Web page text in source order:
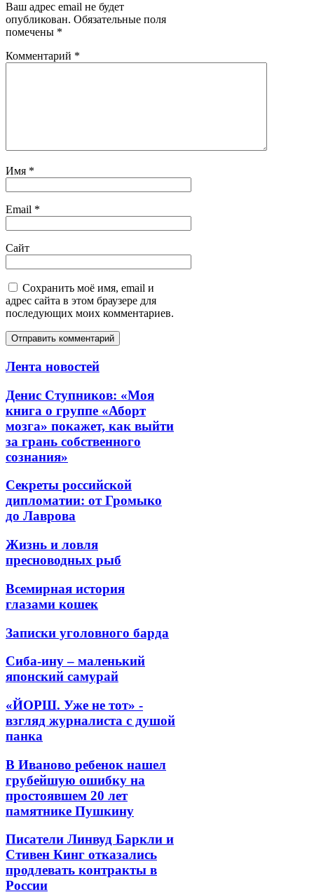
Ваш адрес email не будет
опубликован. Обязательные поля
помечены *
Комментарий *
Имя *
Email *
Сайт
Сохранить моё имя, email и
адрес сайта в этом браузере для
последующих моих комментариев.
Лента новостей
Денис Ступников: «Моя
книга о группе «Аборт
мозга» покажет, как выйти
за грань собственного
сознания»
Секреты российской
дипломатии: от Громыко
до Лаврова
Жизнь и ловля
пресноводных рыб
Всемирная история
глазами кошек
Записки уголовного барда
Сиба-ину – маленький
японский самурай
«ЙОРШ. Уже не тот» -
взгляд журналиста с душой
панка
В Иваново ребенок нашел
грубейшую ошибку на
простоявшем 20 лет
памятнике Пушкину
Писатели Линвуд Баркли и
Стивен Кинг отказались
продлевать контракты в
России